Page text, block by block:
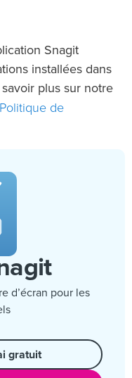
Snagit
installées dans
plus sur notre
Politique de
d’écran pour les
gratuit